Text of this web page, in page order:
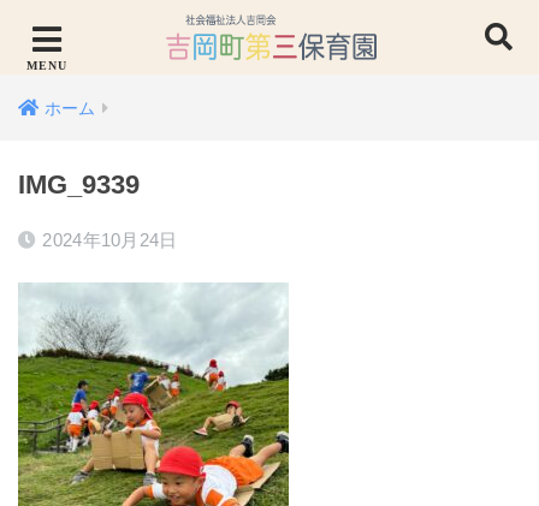
ホーム
IMG_9339
2024年10月24日